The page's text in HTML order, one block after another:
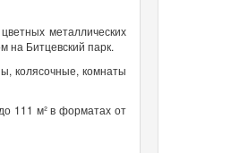
металлических
на Битцевский парк.
колясочные, комнаты
111 м² в форматах от